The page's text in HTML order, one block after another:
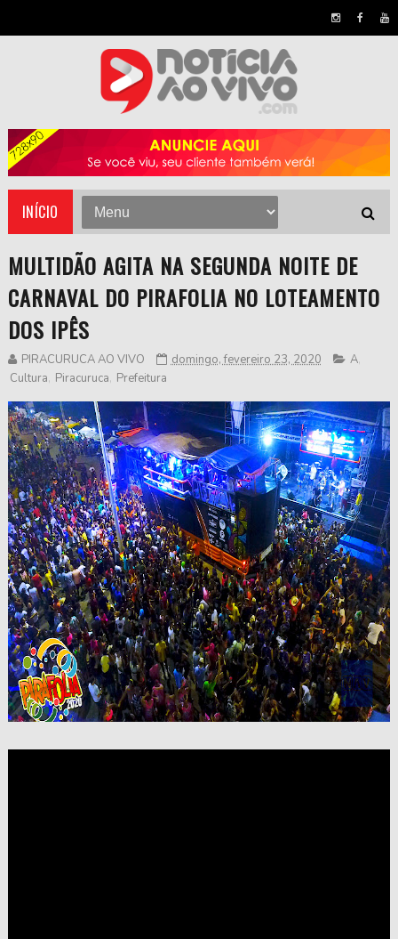
INÍCIO
MULTIDÃO AGITA NA SEGUNDA NOITE DE
CARNAVAL DO PIRAFOLIA NO LOTEAMENTO
DOS IPÊS
PIRACURUCA AO VIVO domingo, fevereiro 23, 2020 A,
Cultura, Piracuruca, Prefeitura